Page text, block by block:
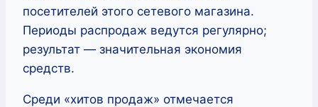
посетителей этого сетевого магазина.
Периоды распродаж ведутся регулярно;
результат — значительная экономия
средств.
Среди «хитов продаж» отмечается